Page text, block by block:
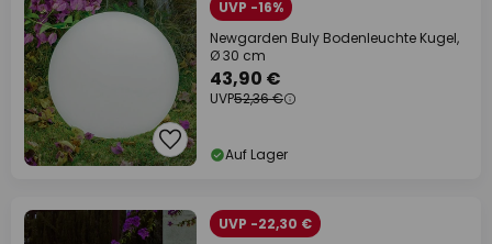
UVP -16%
Newgarden Buly Bodenleuchte Kugel,
Ø 30 cm
43,90 €
UVP52,36 €
Auf Lager
UVP -22,30 €